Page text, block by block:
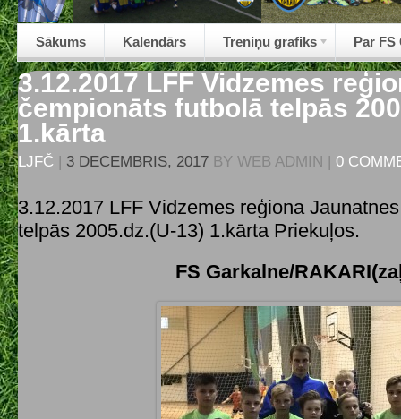
Sākums Kalendārs Treniņu grafiks Par FS
3.12.2017 LFF Vidzemes
čempionāts futbolā telpās
1.kārta
LJFČ | 3 DECEMBRIS, 2017 BY WEB ADMIN | 0
3.12.2017 LFF Vidzemes reģiona
telpās 2005.dz.(U-13) 1.kārta Priekuļos.
FS Garkalne/